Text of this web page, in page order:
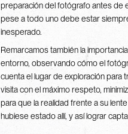
preparación del fotógrafo antes de
pese a todo uno debe estar
inesperado.
Remarcamos también la
entorno, observando cómo el
cuenta el lugar de exploración para
visita con el máximo respeto,
para que la realidad frente a su
hubiese estado allí, y así lograr